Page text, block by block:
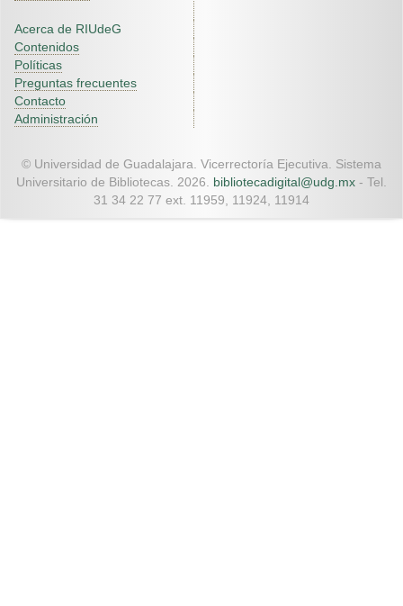
Acerca de RIUdeG
Contenidos
Políticas
Preguntas frecuentes
Contacto
Administración
© Universidad de Guadalajara. Vicerrectoría Ejecutiva. Sistema
Universitario de Bibliotecas. 2026. bibliotecadigital@udg.mx - Tel.
31 34 22 77 ext. 11959, 11924, 11914